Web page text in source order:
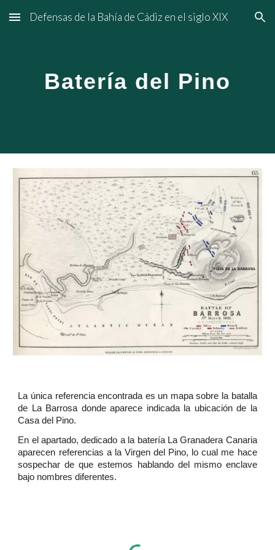
Skip to main content Skip to navigation
Defensas de la Bahía de Cádiz en el siglo XIX
Batería del Pino
La única referencia encontrada es un mapa sobre la batalla
de La Barrosa donde aparece indicada la ubicación de la
Casa del Pino.
En el apartado, dedicado a la batería La Granadera Canaria
aparecen referencias a la Virgen del Pino, lo cual me hace
sospechar de que estemos hablando del mismo enclave
bajo nombres diferentes.